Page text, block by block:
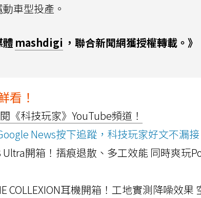
車型投產。
體 mashdigi ，聯合新聞網獲授權轉載。》
看！
《科技玩家》YouTube頻道！
News按下追蹤，科技玩家好文不漏接
Ultra開箱！摺痕退散、多工效能 同時爽玩
COLLEXION耳機開箱！工地實測降噪效